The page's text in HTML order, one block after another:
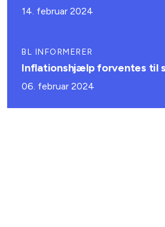
14. februar 2024
BL INFORMERER
Inflationshjælp forventes til
06. februar 2024